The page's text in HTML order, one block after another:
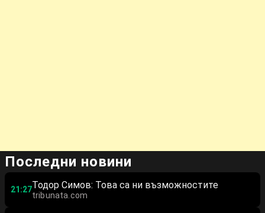
Последни новини
21:27Тодор Симов: Това са ни възможностите
tribunata.com